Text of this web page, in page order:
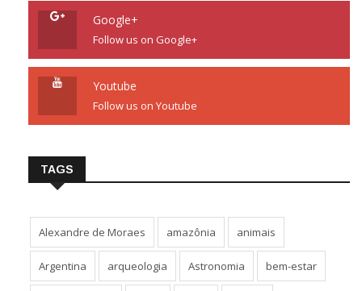
Google+
Follow us on Google+
Youtube
Follow us on Youtube
TAGS
Alexandre de Moraes amazônia animais
Argentina arqueologia Astronomia bem-estar